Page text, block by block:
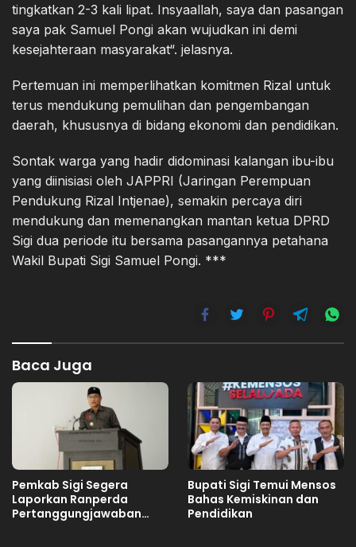
tingkatkan 2-3 kali lipat. Insyaallah, saya dan pasangan
saya pak Samuel Pongi akan wujudkan ini demi
kesejahteraan masyarakat“. jelasnya.
Pertemuan ini memperlihatkan komitmen Rizal untuk
terus mendukung pemulihan dan pengembangan
daerah, khususnya di bidang ekonomi dan pendidikan.
Sontak warga yang hadir didominasi kalangan ibu-ibu
yang diinisiasi oleh JAPPRI (Jaringan Perempuan
Pendukung Rizal Intjenae), semakin percaya diri
mendukung dan memenangkan mantan ketua DPRD
Sigi dua periode itu bersama pasangannya petahana
Wakil Bupati Sigi Samuel Pongi. ***
Baca Juga
Pemkab Sigi Segera
Laporkan Ranperda
Pertanggungjawaban
Bupati Sigi Temui Mensos
Bahas Kemiskinan dan
Pendidikan